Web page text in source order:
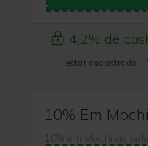
4,2% de
estar cadastrado
10% Em
10% em Mochilas